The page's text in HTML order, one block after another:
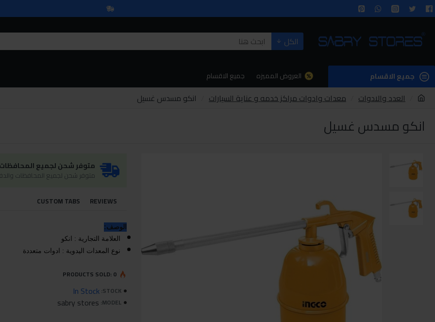
الكل
جميع الاقسام العروض المميزه جميع الاقسام
العدد والادوات معدات وادوات مراكز خدمه و عناية السيارات انكو مسدس غسيل
انكو مسدس غسيل
متوفر شحن لجميع المحافظات
متوفر شحن لجميع المحافظات
REVIEWS
CUSTOM TABS
الوصف:
العلامة التجارية : انكو
نوع المعدات اليدوية : ادوات متعددة
STOCK:
In Stock
MODEL:
sabry stores
PRODUCTS SOLD: 0